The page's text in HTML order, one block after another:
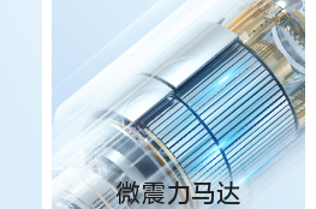
微震力马达